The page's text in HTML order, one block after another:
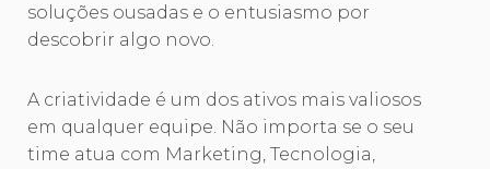
soluções ousadas e o entusiasmo por
descobrir algo novo.
A criatividade é um dos ativos mais valiosos
em qualquer equipe. Não importa se o seu
time atua com Marketing, Tecnologia,